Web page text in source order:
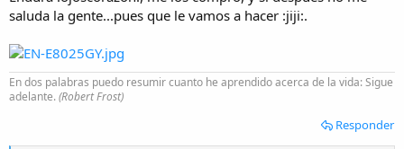
saluda la gente...pues que le vamos a hacer :jiji:.
En dos palabras puedo resumir cuanto he aprendido acerca de la vida: Sigue
adelante.(Robert Frost)
Responder